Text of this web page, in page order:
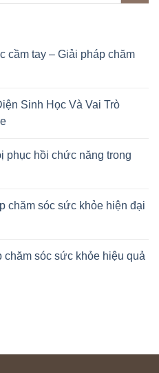
cầm tay – Giải pháp chăm
Sinh Học Và Vai Trò
phục hồi chức năng trong
chăm sóc sức khỏe hiện đại
chăm sóc sức khỏe hiệu quả